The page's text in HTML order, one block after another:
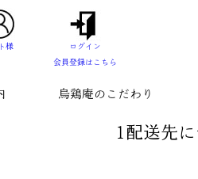
様
ログイン
会員登録はこちら
烏鶏庵のこだわり
1配送先